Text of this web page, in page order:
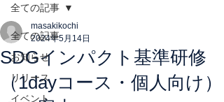
全ての記事
お知らせ
リリース
イベント
全ての記事
SDGインパクト基準研修
（1dayコース・個人向け）
masakikochi
2024年5月14日